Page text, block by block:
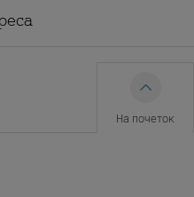
На почеток